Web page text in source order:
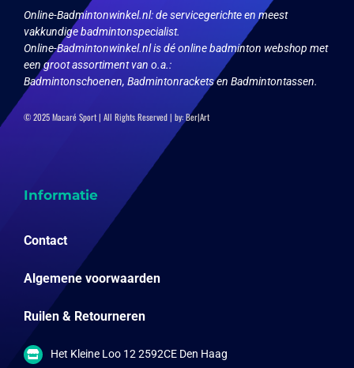
Online-Badmintonwinkel.nl:de servicegerichte en meest
vakkundige badmintonspecialist.
Online-Badmintonwinkel.nl is dé online badminton webshop met
een groot assortiment van o.a.:
Badmintonschoenen, Badmintonrackets en Badmintontassen.
© 2025 Macaré Sport | All Rights Reserved | by:Ber|Art
Informatie
Contact
Algemene voorwaarden
Ruilen & Retourneren
Het Kleine Loo 12 2592CE Den Haag